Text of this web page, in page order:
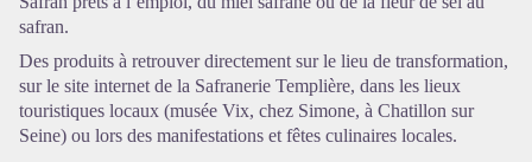
safran.
Des produits à retrouver directement sur le lieu de transformation,
sur le site internet de la Safranerie Templière, dans les lieux
touristiques locaux (musée Vix, chez Simone, à Chatillon sur
Seine) ou lors des manifestations et fêtes culinaires locales.